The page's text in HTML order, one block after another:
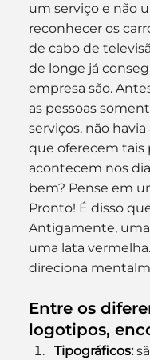
um serviço e não
reconhecer os
de cabo de
de longe já
empresa são.
as pessoas
serviços, não
que oferecem tais
acontecem nos
bem? Pense em
Pronto! É disso
Antigamente,
uma lata
direciona
Entre os
logotipos,
Tipográficos: